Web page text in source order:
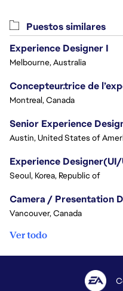
Puestos similares
Experience Designer I
Melbourne, Australia
Montreal, Canada
Senior Experience
Austin, United States of
Experience
Seoul, Korea, Republic of
Camera / Presentation
Vancouver, Canada
Ver todo